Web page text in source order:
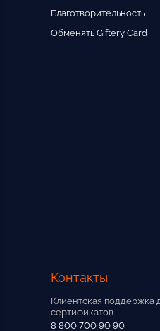
Благотворительность
Обменять Giftery Card
Контакты
Клиентская поддержка
сертификатов
8 800 700 90 90